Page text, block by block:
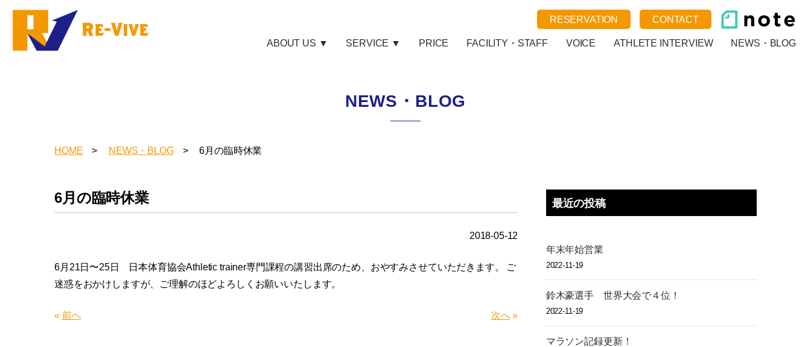
RESERVATION CONTACT
ABOUT US ▼ SERVICE ▼ PRICE FACILITY・STAFF VOICE ATHLETE INTERVIEW NEWS・BLOG
NEWS・BLOG
HOME NEWS・BLOG 6月の臨時休業
6月の臨時休業
2018-05-12
6月21日〜25日 日本体育協会Athletic trainer専門課程の講習出席のため、おやすみさせていただきます。 ご
迷惑をおかけしますが、ご理解のほどよろしくお願いいたします。
« 前へ 次へ»
最近の投稿
年末年始営業
2022-11-19
鈴木豪選手 世界大会で４位！
2022-11-19
マラソン記録更新！